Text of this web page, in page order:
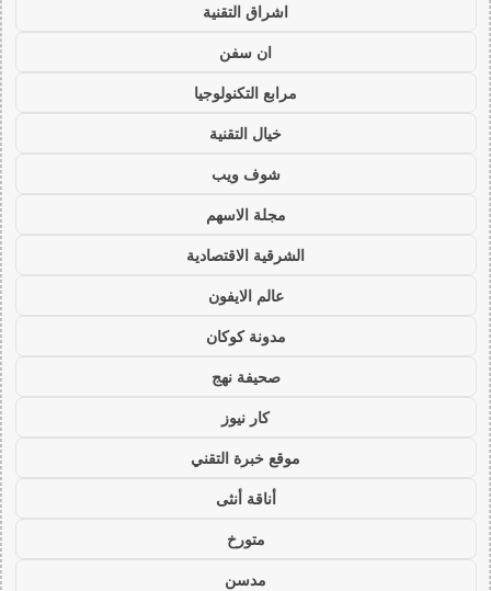
اشراق التقنية
ان سفن
مرابع التكنولوجيا
خيال التقنية
شوف ويب
مجلة الاسهم
الشرقية الاقتصادية
عالم الايفون
مدونة كوكان
صحيفة نهج
كار نيوز
موقع خبرة التقني
أناقة أنثى
متورخ
مدسن